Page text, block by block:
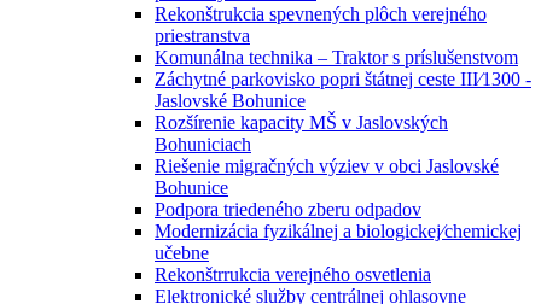
Rekonštrukcia spevnených plôch verejného
priestranstva
Komunálna technika – Traktor s príslušenstvom
Záchytné parkovisko popri štátnej ceste III⁄1300 -
Jaslovské Bohunice
Rozšírenie kapacity MŠ v Jaslovských
Bohuniciach
Riešenie migračných výziev v obci Jaslovské
Bohunice
Podpora triedeného zberu odpadov
Modernizácia fyzikálnej a biologickej⁄chemickej
učebne
Rekonštrrukcia verejného osvetlenia
Elektronické služby centrálnej ohlasovne